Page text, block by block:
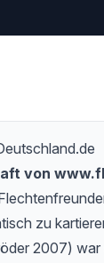
von
zu
2007)